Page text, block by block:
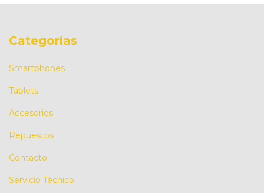
Categorías
Smartphones
Tablets
Accesorios
Repuestos
Contacto
Servicio Técnico